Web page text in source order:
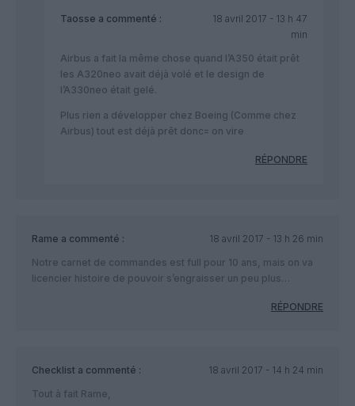
Taosse a commenté :
18 avril 2017 - 13 h 47
min
Airbus a fait la même chose quand l’A350 était prêt
les A320neo avait déjà volé et le design de
l’A330neo était gelé.
Plus rien a développer chez Boeing (Comme chez
Airbus) tout est déjà prêt donc= on vire
RÉPONDRE
Rame a commenté :
18 avril 2017 - 13 h 26 min
Notre carnet de commandes est full pour 10 ans, mais on va
licencier histoire de pouvoir s’engraisser un peu plus…
RÉPONDRE
Checklist a commenté :
18 avril 2017 - 14 h 24 min
Tout à fait Rame,